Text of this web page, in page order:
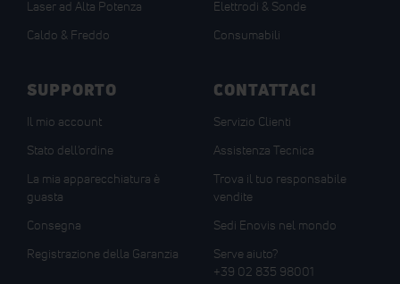
Laser ad Alta Potenza
Caldo & Freddo
Elettrodi & Sonde
Consumabili
SUPPORTO
Il mio account
Stato dell'ordine
La mia apparecchiatura è
guasta
Consegna
Registrazione della Garanzia
CONTATTACI
Servizio Clienti
Assistenza Tecnica
Trova il tuo responsabile
vendite
Sedi Enovis nel mondo
Serve aiuto?
+39 02 835 98001